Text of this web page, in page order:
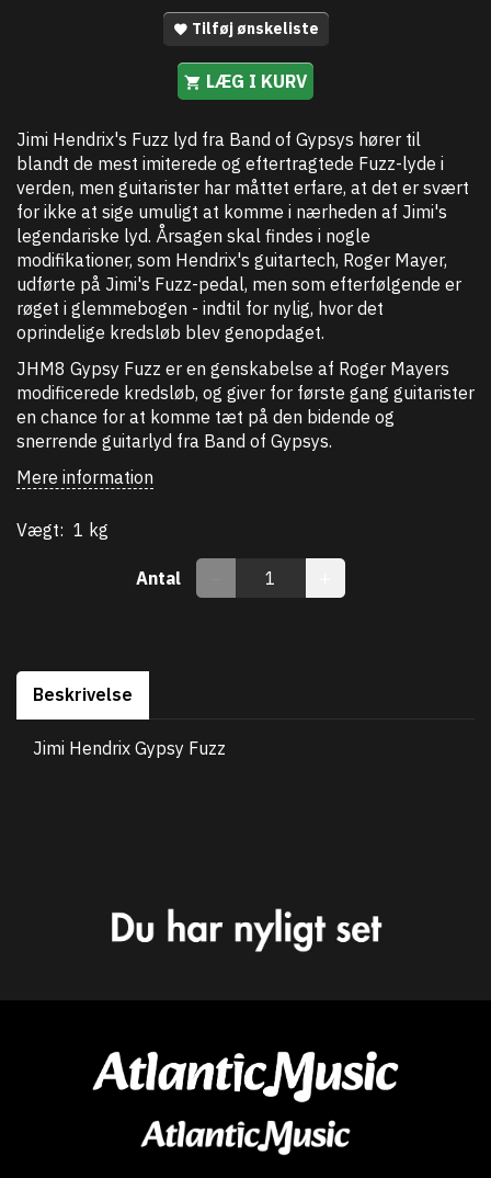
Tilføj ønskeliste
LÆG I KURV
Jimi Hendrix's Fuzz lyd fra Band of Gypsys hører til
blandt de mest imiterede og eftertragtede Fuzz-lyde i
verden, men guitarister har måttet erfare, at det er svært
for ikke at sige umuligt at komme i nærheden af Jimi's
legendariske lyd. Årsagen skal findes i nogle
modifikationer, som Hendrix's guitartech, Roger Mayer,
udførte på Jimi's Fuzz-pedal, men som efterfølgende er
røget i glemmebogen - indtil for nylig, hvor det
oprindelige kredsløb blev genopdaget.
JHM8 Gypsy Fuzz er en genskabelse af Roger Mayers
modificerede kredsløb, og giver for første gang guitarister
en chance for at komme tæt på den bidende og
snerrende guitarlyd fra Band of Gypsys.
Mere information
Vægt: 1 kg
Antal
Beskrivelse
Jimi Hendrix Gypsy Fuzz